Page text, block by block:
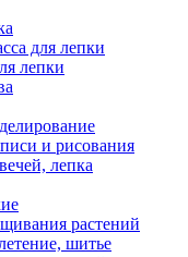
для лепки
лепки
и рисования
лепка
растений
шитье